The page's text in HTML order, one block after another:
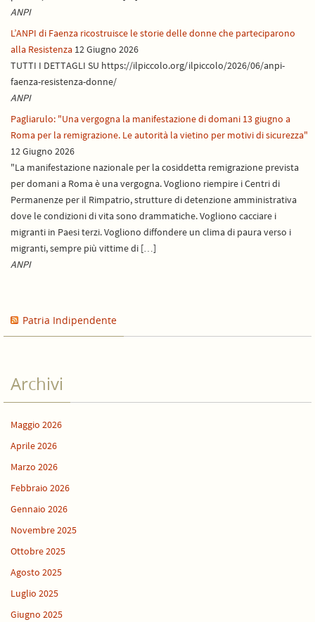
ANPI
L’ANPI di Faenza ricostruisce le storie delle donne che parteciparono
alla Resistenza 12 Giugno 2026
TUTTI I DETTAGLI SU https://ilpiccolo.org/ilpiccolo/2026/06/anpi-
faenza-resistenza-donne/
ANPI
Pagliarulo: "Una vergogna la manifestazione di domani 13 giugno a
Roma per la remigrazione. Le autorità la vietino per motivi di sicurezza"
12 Giugno 2026
"La manifestazione nazionale per la cosiddetta remigrazione prevista
per domani a Roma è una vergogna. Vogliono riempire i Centri di
Permanenze per il Rimpatrio, strutture di detenzione amministrativa
dove le condizioni di vita sono drammatiche. Vogliono cacciare i
migranti in Paesi terzi. Vogliono diffondere un clima di paura verso i
migranti, sempre più vittime di […]
ANPI
Patria Indipendente
Archivi
Maggio 2026
Aprile 2026
Marzo 2026
Febbraio 2026
Gennaio 2026
Novembre 2025
Ottobre 2025
Agosto 2025
Luglio 2025
Giugno 2025